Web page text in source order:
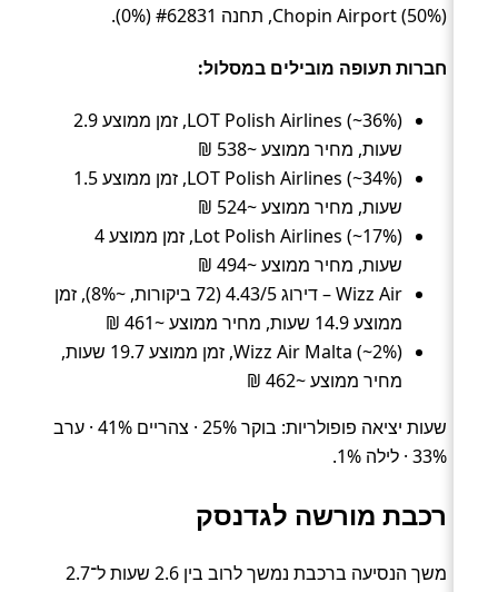
Chopin Airport (50%), תחנה #62831 (0%).
חברות תעופה מובילים במסלול:
LOT Polish Airlines (~36%), זמן ממוצע 2.9
שעות, מחיר ממוצע ~538 ₪
LOT Polish Airlines (~34%), זמן ממוצע 1.5
שעות, מחיר ממוצע ~524 ₪
Lot Polish Airlines (~17%), זמן ממוצע 4
שעות, מחיר ממוצע ~494 ₪
Wizz Air – דירוג 4.43/5 (72 ביקורות, ~8%), זמן
ממוצע 14.9 שעות, מחיר ממוצע ~461 ₪
Wizz Air Malta (~2%), זמן ממוצע 19.7 שעות,
מחיר ממוצע ~462 ₪
שעות יציאה פופולריות: בוקר 25% · צהריים 41% · ערב
33% · לילה 1%.
רכבת מורשה לגדנסק
משך הנסיעה ברכבת נמשך לרוב בין 2.6 שעות ל־2.7